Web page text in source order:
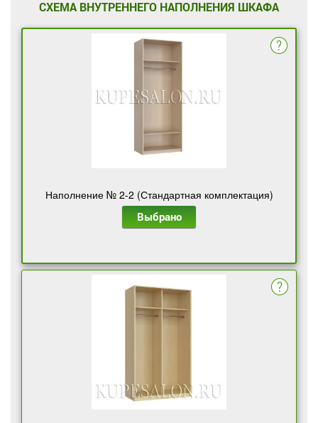
СХЕМА ВНУТРЕННЕГО НАПОЛНЕНИЯ ШКАФА
Наполнение № 2-2 (Стандартная комплектация)
Выбрано